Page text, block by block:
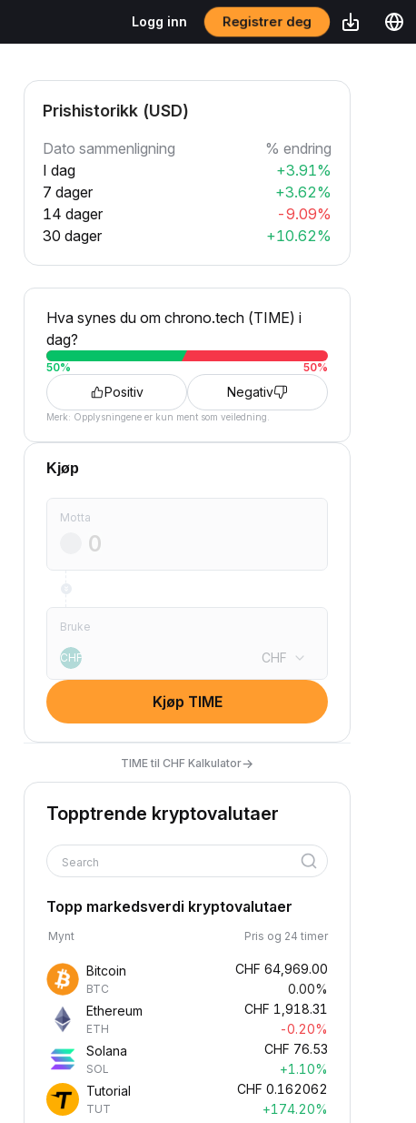
Logg inn Registrer deg
Prishistorikk (USD)
Dato sammenligning
% endring
I dag
+3.91%
7 dager
+3.62%
14 dager
-9.09%
30 dager
+10.62%
Hva synes du om chrono.tech (TIME) i
dag?
50% 50%
Positiv Negativ
Merk: Opplysningene er kun ment som veiledning.
Kjøp
Motta
Bruke
CHF CHF
Kjøp TIME
TIME til CHF Kalkulator→
Topptrende kryptovalutaer
Search
Topp markedsverdi kryptovalutaer
Mynt Pris og 24 timer
Bitcoin
BTC
CHF 64,969.00
0.00%
Ethereum
ETH
CHF 1,918.31
-0.20%
Solana
SOL
CHF 76.53
+1.10%
Tutorial
TUT
CHF 0.162062
+174.20%